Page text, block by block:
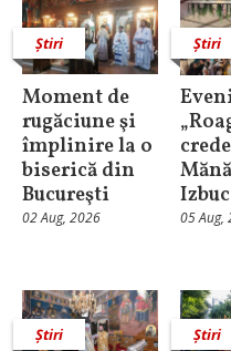
Știri
Moment de
rugăciune şi
împlinire la o
biserică din
Bucureşti
02 Aug, 2026
Știri
Izbuc
05 Aug,
Știri Știri